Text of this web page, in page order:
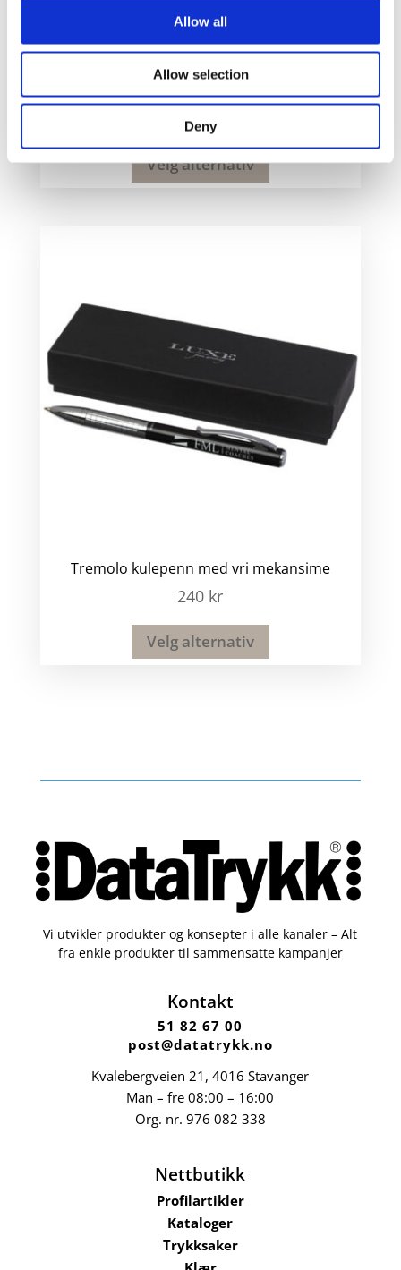
Allow all
Allow selection
Deny
Loure-kulepenn med tresylinder
176kr
Velg alternativ
Tremolo kulepenn med vri mekansime
240 kr
Velg alternativ
Vi utvikler produkter og konsepter i alle kanaler – Alt
fra enkle produkter til sammensatte kampanjer
Kontakt
51 82 67 00
post@datatrykk.no
Kvalebergveien 21 , 4016 Stavanger
Man – fre 08:00 – 16:00
Org. nr. 976 082 338
Nettbutikk
Profilartikler
Kataloger
Trykksaker